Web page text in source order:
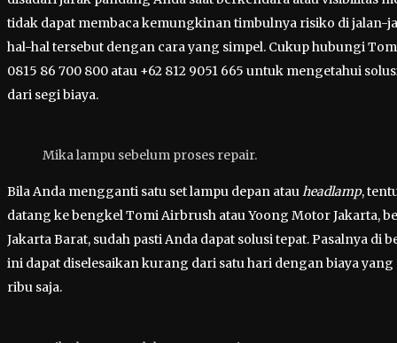
tidak dapat membaca kemungkinan timbulnya risiko di jalan-
hal-hal tersebut dengan cara yang simpel. Cukup hubungi
0815 86 700 800 atau +62 812 9051 665 untuk mengetahui
dari segi biaya.
Mika lampu sebelum proses repair.
Bila Anda mengganti satu set lampu depan atauheadlamp,
datang ke bengkel Tomi Airbrush atau Yoong Motor Jakarta,
Jakarta Barat, sudah pasti Anda dapat solusi tepat. Pasalnya di
ini dapat diselesaikan kurang dari satu hari dengan biaya
ribu saja.